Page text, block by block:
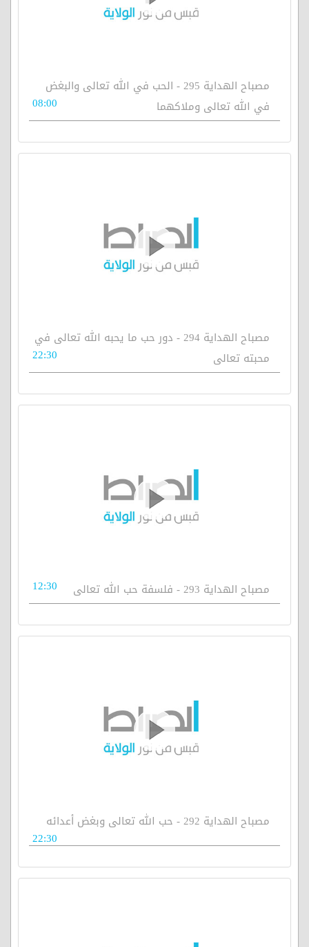
مصباح الهداية 295 - الحب في الله تعالى والبغض
في الله تعالى وملاكهما
08:00
مصباح الهداية 294 - دور حب ما يحبه الله تعالى في
محبته تعالى
22:30
مصباح الهداية 293 - فلسفة حب الله تعالى 12:30
مصباح الهداية 292 - حب الله تعالى وبغض أعدائه
22:30